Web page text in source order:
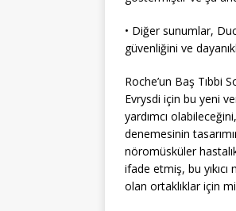
• Diğer sunumlar,
güvenliğini ve
Roche’un Baş Tıbbi
Evrysdi için bu yeni
yardımcı
denemesinin
nöromüsküler
ifade etmiş, bu
olan ortaklıklar için